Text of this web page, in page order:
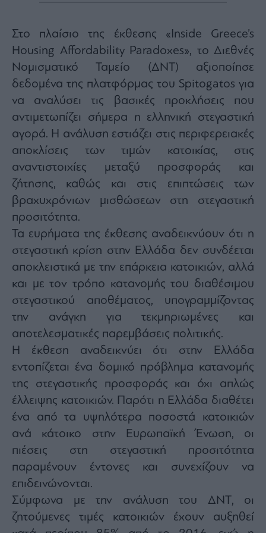
Monocle
Lab
Mononews100
Εγγραφείτε
στο
Newsletter
του
mononews.gr
By
your
email,
you
agree
to
our
and
Privacy
Notice.
You
can
opt
out
at
time.
This
site
is
protected
by
reCAPTCHA
and
the
Google
Privacy
Policy
and
of
Service
apply.
Στο πλαίσιο της έκθεσης «Inside Greece’s
Housing Affordability Paradoxes», το Διεθνές
Νομισματικό Ταμείο (ΔΝΤ) αξιοποίησε
δεδομένα της πλατφόρμας του Spitogatos για
να αναλύσει τις βασικές προκλήσεις που
αντιμετωπίζει σήμερα η ελληνική στεγαστική
αγορά. Η ανάλυση εστιάζει στις περιφερειακές
αποκλίσεις των τιμών κατοικίας, στις
αναντιστοιχίες μεταξύ προσφοράς και
ζήτησης, καθώς και στις επιπτώσεις των
βραχυχρόνιων μισθώσεων στη στεγαστική
προσιτότητα.
Τα ευρήματα της έκθεσης αναδεικνύουν ότι η
στεγαστική κρίση στην Ελλάδα δεν συνδέεται
αποκλειστικά με την επάρκεια κατοικιών, αλλά
και με τον τρόπο κατανομής του διαθέσιμου
στεγαστικού αποθέματος, υπογραμμίζοντας
την ανάγκη για τεκμηριωμένες και
αποτελεσματικές παρεμβάσεις πολιτικής.
Η έκθεση αναδεικνύει ότι στην Ελλάδα
εντοπίζεται ένα δομικό πρόβλημα κατανομής
της στεγαστικής προσφοράς και όχι απλώς
έλλειψης κατοικιών. Παρότι η Ελλάδα διαθέτει
ένα από τα υψηλότερα ποσοστά κατοικιών
ανά κάτοικο στην Ευρωπαϊκή Ένωση, οι
πιέσεις στη στεγαστική προσιτότητα
παραμένουν έντονες και συνεχίζουν να
επιδεινώνονται.
Σύμφωνα με την ανάλυση του ΔΝΤ, οι
ζητούμενες τιμές κατοικιών έχουν αυξηθεί